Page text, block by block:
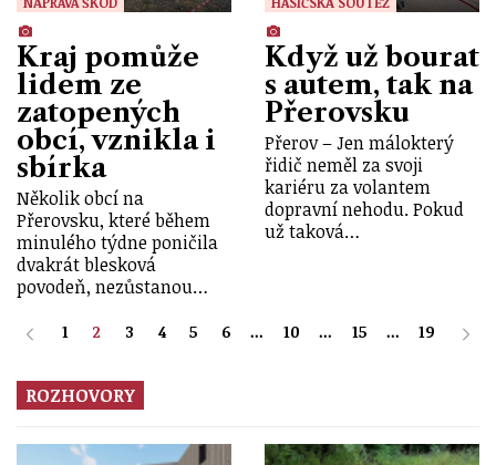
Kraj pomůže
lidem ze
zatopených
obcí, vznikla i
sbírka
Několik obcí na
Přerovsku, které během
minulého týdne poničila
dvakrát blesková
povodeň, nezůstanou…
Když už bourat
s autem, tak na
Přerovsku
Přerov – Jen málokterý
řidič neměl za svoji
kariéru za volantem
dopravní nehodu. Pokud
už taková…
1 2 3 4 5 6 ... 10 ... 15 ... 19
ROZHOVORY